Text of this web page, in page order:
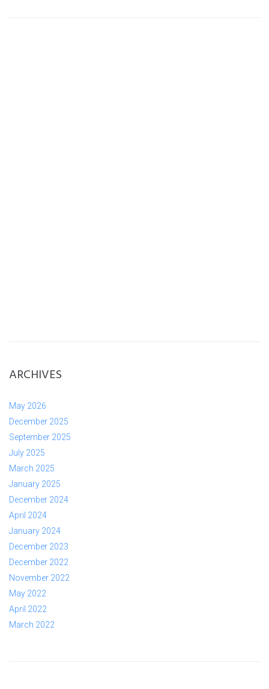
ARCHIVES
May 2026
December 2025
September 2025
July 2025
March 2025
January 2025
December 2024
April 2024
January 2024
December 2023
December 2022
November 2022
May 2022
April 2022
March 2022